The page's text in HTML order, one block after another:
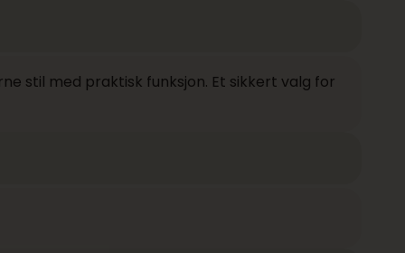
stil med praktisk funksjon. Et sikkert valg for